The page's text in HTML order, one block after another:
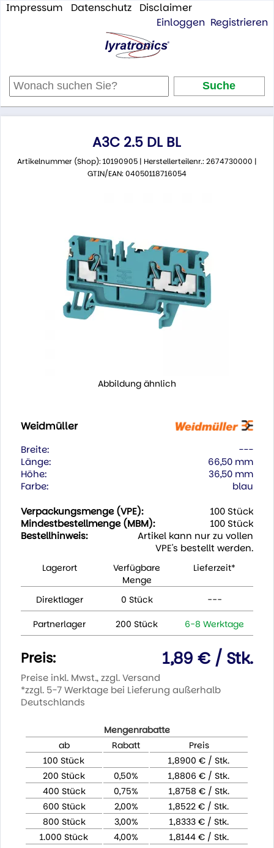
Impressum Datenschutz
Disclaimer
Einloggen Registrieren
A3C 2.5 DL BL
Artikelnummer (Shop): 10190905 | Herstellerteilenr.: 2674730000 |
GTIN/EAN: 04050118716054
Abbildung ähnlich
Weidmüller
Breite:
---
Länge:
66,50 mm
Höhe:
36,50 mm
Farbe:
blau
Verpackungsmenge (VPE):
100 Stück
Mindestbestellmenge (MBM):
100 Stück
Bestellhinweis:
Artikel kann nur zu vollen
VPE's bestellt werden.
Lagerort
Verfügbare
Menge
Lieferzeit*
Direktlager 0 Stück ---
Partnerlager 200 Stück 6-8 Werktage
Preis: 1,89 € / Stk.
Preise inkl. Mwst., zzgl. Versand
*zzgl. 5-7 Werktage bei Lieferung außerhalb
Deutschlands
Mengenrabatte
ab
Rabatt
Preis
100 Stück
1,8900 € / Stk.
200 Stück
0,50%
1,8806 € / Stk.
400 Stück
0,75%
1,8758 € / Stk.
600 Stück
2,00%
1,8522 € / Stk.
800 Stück
3,00%
1,8333 € / Stk.
1.000 Stück
4,00% 1,8144 € / Stk.